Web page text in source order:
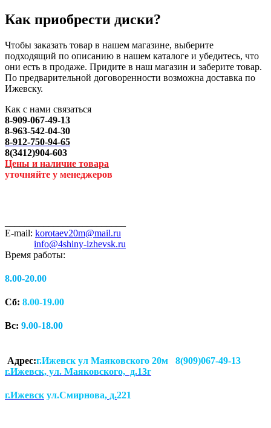
Как приобрести диски?
Чтобы заказать товар в нашем магазине, выберите
подходящий по описанию в нашем каталоге и убедитесь, что
они есть в продаже. Придите в наш магазин и заберите товар.
По предварительной договоренности возможна доставка по
Ижевску.
Как с нами связаться
8-909-067-49-13
8-963-542-04-30
8-912-750-94-65
8(3412)904-603
Цены и наличие товара
уточняйте у менеджеров
E-mail: korotaev20m@mail.ru
info@4shiny-izhevsk.ru
Время работы:
8.00-20.00
Сб: 8.00-19.00
Вс: 9.00-18.00
Адрес:г.Ижевск ул Маяковского 20м 8(909)067-49-13
г.Ижевск, ул. Маяковского, д.13г
г.Ижевск ул.Смирнова, д.221